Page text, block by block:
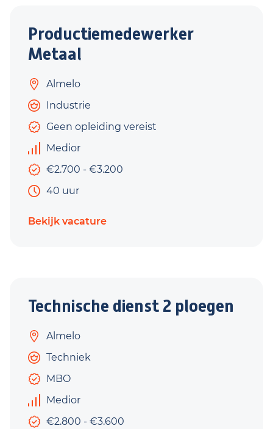
Productiemedewerker
Metaal
Almelo
Industrie
Geen opleiding vereist
Medior
€2.700 - €3.200
40 uur
Bekijk vacature
Technische dienst 2 ploegen
Almelo
Techniek
MBO
Medior
€2.800 - €3.600